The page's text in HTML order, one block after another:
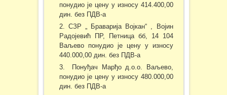
понудио је цену у износу 414.400,00
дин. без ПДВ-а
СЗР „ Браварија Војкан“ , Војин
Радојевић ПР, Петница бб, 14 104
Ваљево понудио је цену у износу
440.000,00 дин. без ПДВ-а
Понуђач Марђо д.о.о. Ваљево,
понудио је цену у износу 480.000,00
дин. без ПДВ-а